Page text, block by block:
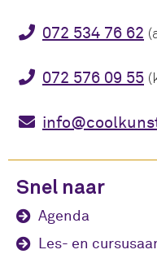
072 534 76 62
072 576 09 55
Snel naar
Agenda
Les- en